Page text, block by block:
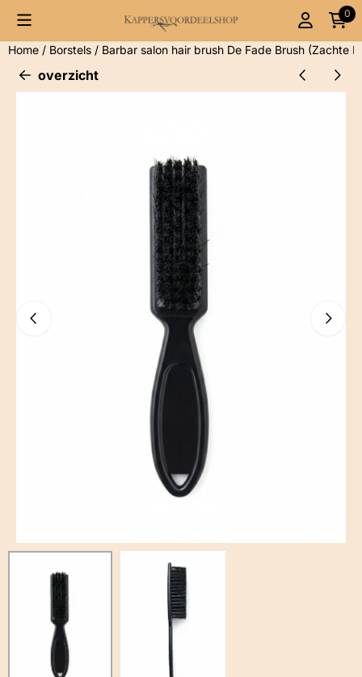
0
Home / Borstels / Barbar salon hair brush De Fade Brush (Zachte
overzicht